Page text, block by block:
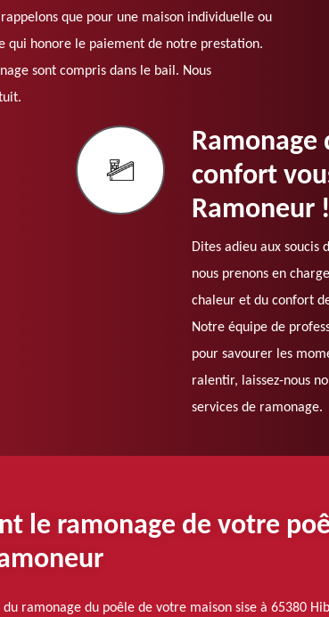
que pour une maison individuelle ou
qui honore le paiement de notre prestation.
sont compris dans le bail. Nous
Ramonage
confort
Ramoneur !
Dites adieu aux soucis
nous prenons en
chaleur et du confort
Notre équipe de
pour savourer les
ralentir, laissez-nous
services de ramonage.
le ramonage de votre
ramonage du poêle de votre maison sise à 65380